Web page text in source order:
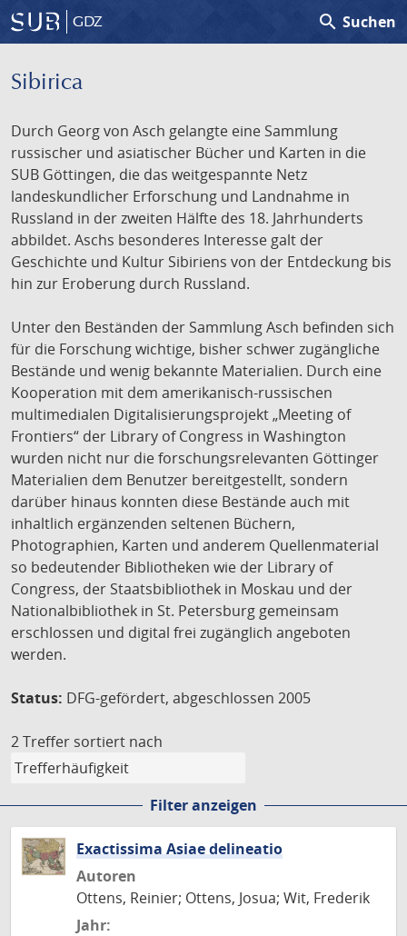
GDZ search Suchen
Sibirica
Durch Georg von Asch gelangte eine Sammlung
russischer und asiatischer Bücher und Karten in die
SUB Göttingen, die das weitgespannte Netz
landeskundlicher Erforschung und Landnahme in
Russland in der zweiten Hälfte des 18. Jahrhunderts
abbildet. Aschs besonderes Interesse galt der
Geschichte und Kultur Sibiriens von der Entdeckung bis
hin zur Eroberung durch Russland.
Unter den Beständen der Sammlung Asch befinden sich
für die Forschung wichtige, bisher schwer zugängliche
Bestände und wenig bekannte Materialien. Durch eine
Kooperation mit dem amerikanisch-russischen
multimedialen Digitalisierungsprojekt „Meeting of
Frontiers“ der Library of Congress in Washington
wurden nicht nur die forschungsrelevanten Göttinger
Materialien dem Benutzer bereitgestellt, sondern
darüber hinaus konnten diese Bestände auch mit
inhaltlich ergänzenden seltenen Büchern,
Photographien, Karten und anderem Quellenmaterial
so bedeutender Bibliotheken wie der Library of
Congress, der Staatsbibliothek in Moskau und der
Nationalbibliothek in St. Petersburg gemeinsam
erschlossen und digital frei zugänglich angeboten
werden.
Status: DFG-gefördert, abgeschlossen 2005
2 Treffer sortiert nach
Filter anzeigen
Exactissima Asiae delineatio
Autoren
Ottens, Reinier; Ottens, Josua; Wit, Frederik
Jahr: